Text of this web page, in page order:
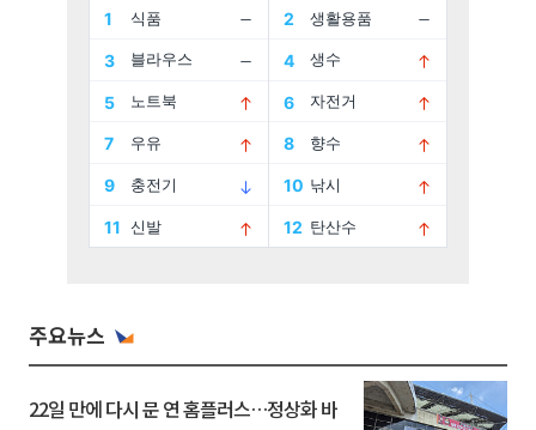
주요뉴스
22일 만에 다시 문 연 홈플러스…정상화 바